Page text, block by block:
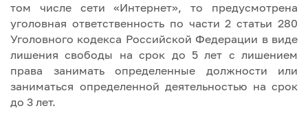
том числе сети «Интернет», то предусмотрена
уголовная ответственность по части 2 статьи 280
Уголовного кодекса Российской Федерации в виде
лишения свободы на срок до 5 лет с лишением
права занимать определенные должности или
заниматься определенной деятельностью на срок
до 3 лет.